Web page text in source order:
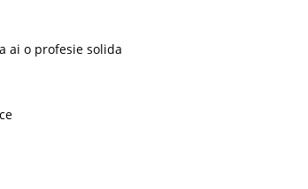
ai o profesie solida